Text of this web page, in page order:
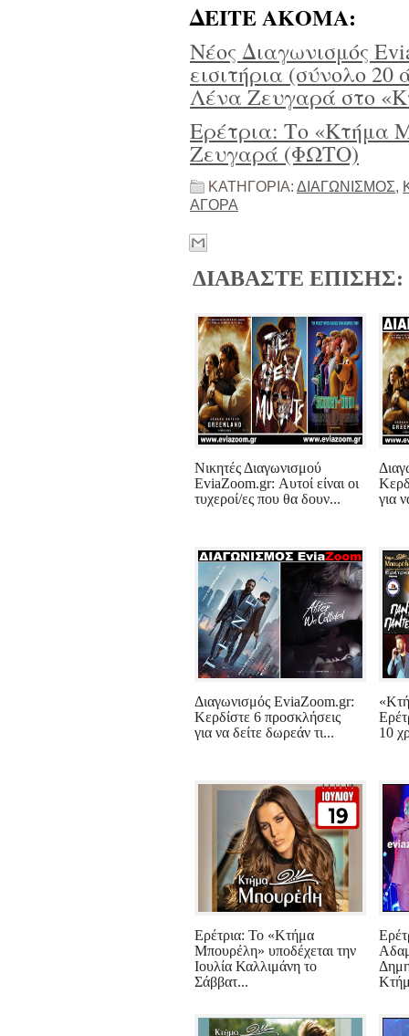
ΔΕΙΤΕ ΑΚΟΜΑ:
Νέος Διαγωνισμός
εισιτήρια (σύνολο
Λένα Ζευγαρά στο
Ερέτρια: Το «Κτήμα
Ζευγαρά (ΦΩΤΟ)
ΚΑΤΗΓΟΡΙΑ: ΔΙΑΓΩΝΙΣΜΟΣ,
ΑΓΟΡΑ
ΔΙΑΒΑΣΤΕ ΕΠΙΣΗΣ:
Νικητές Διαγωνισμού
EviaZoom.gr: Αυτοί είναι οι
τυχεροί/ες που θα δουν...
για
Διαγωνισμός EviaZoom.gr:
Κερδίστε 6 προσκλήσεις
για να δείτε δωρεάν τι...
10
Ερέτρια: Το «Κτήμα
Μπουρέλη» υποδέχεται την
Ιουλία Καλλιμάνη το
Σάββατ...